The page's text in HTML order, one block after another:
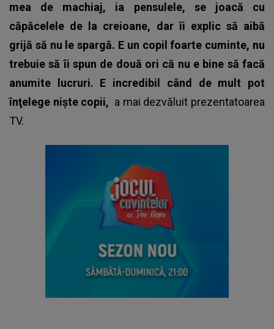
mea de machiaj, ia pensulele, se joacă cu
căpăcelele de la creioane, dar îi explic să aibă
grijă să nu le spargă. E un copil foarte cuminte, nu
trebuie să îi spun de două ori că nu e bine să facă
anumite lucruri. E incredibil când de mult pot
înţelege nişte copii, a mai dezvăluit prezentatoarea
TV.